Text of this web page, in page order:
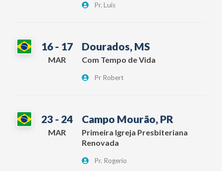
Pr. Luis
16 - 17 Dourados, MS
MAR Com Tempo de Vida
Pr Robert
23 - 24 Campo Mourão, PR
MAR
Primeira Igreja Presbiteriana
Renovada
Pr. Rogerio